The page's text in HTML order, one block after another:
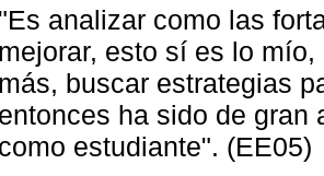
"Es analizar como las
mejorar, esto sí es lo
más, buscar estrategias
entonces ha sido de gran
como estudiante". (EE05)